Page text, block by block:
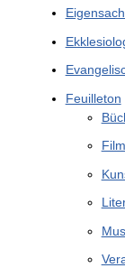
Feuilleton
Film